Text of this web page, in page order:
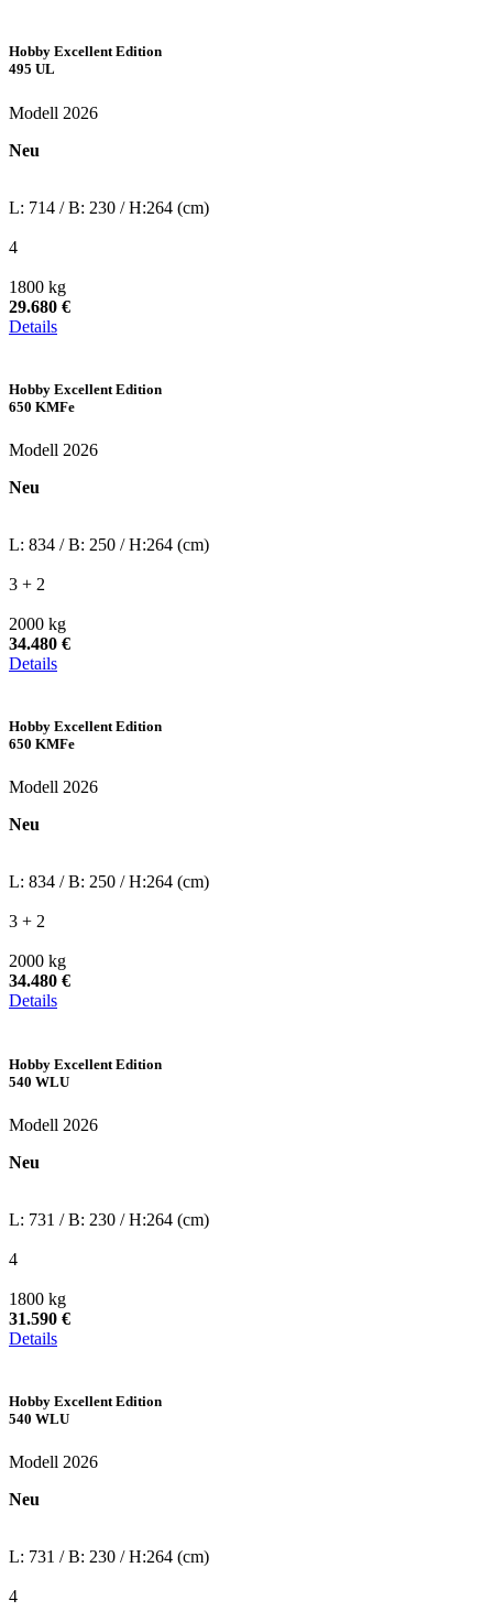
Hobby Excellent Edition
495 UL
Modell 2026
Neu
L: 714 / B: 230 / H:264 (cm)
4
1800 kg
29.680 €
Details
Hobby Excellent Edition
650 KMFe
Modell 2026
Neu
L: 834 / B: 250 / H:264 (cm)
3 + 2
2000 kg
34.480 €
Details
Hobby Excellent Edition
650 KMFe
Modell 2026
Neu
L: 834 / B: 250 / H:264 (cm)
3 + 2
2000 kg
34.480 €
Details
Hobby Excellent Edition
540 WLU
Modell 2026
Neu
L: 731 / B: 230 / H:264 (cm)
4
1800 kg
31.590 €
Details
Hobby Excellent Edition
540 WLU
Modell 2026
Neu
L: 731 / B: 230 / H:264 (cm)
4